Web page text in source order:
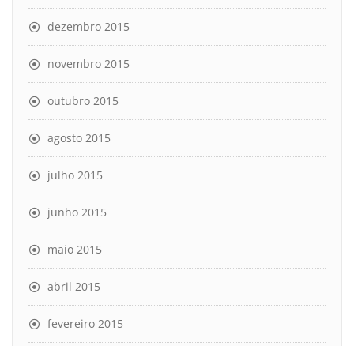
dezembro 2015
novembro 2015
outubro 2015
agosto 2015
julho 2015
junho 2015
maio 2015
abril 2015
fevereiro 2015